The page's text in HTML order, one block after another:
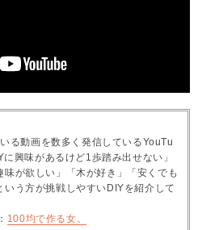
る動画を数多く発信しているYouTu
興味があるけど1歩踏み出せない」
味が欲しい」「木が好き」「安くでも
いう方が挑戦しやすいDIYを紹介して
100均で作る女。